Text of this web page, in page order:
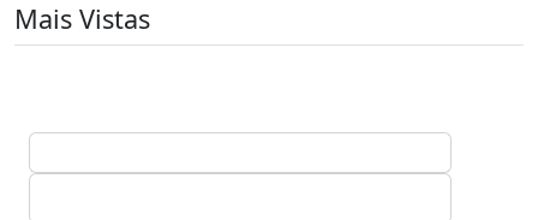
Mais Vistas